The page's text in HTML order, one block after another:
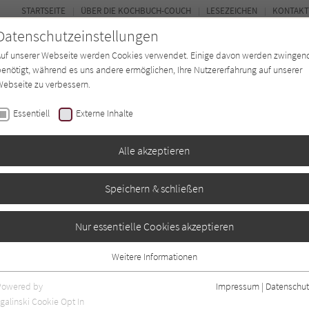
Regionen Autor*in Magazin
STARTSEITE ÜBER DIE KOCHBUCH-COUCH LESEZEICHEN KONTAKT
und Wein
unserer Webseite werden Cookies verwendet. Einige davon werden
während es uns andere ermöglichen, Ihre Nutzererfahrung auf unserer
zu verbessern.
Essentiell Externe Inhalte
Alle akzeptieren
Speichern & schließen
Nur essentielle Cookies akzeptieren
Essentielle Cookies werden für grundlegende Funktionen der Webseite
benötigt. Dadurch ist gewährleistet, dass die Webseite einwandfrei
Weitere Informationen
by
Cookie Opt In
Impressum |